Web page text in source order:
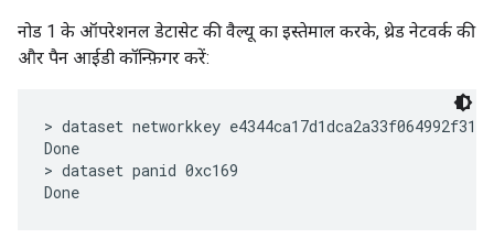
नोड 1 के ऑपरेशनल डेटासेट की वैल्यू का इस्तेमाल करके, थ्रेड नेटवर्क की
और पैन आईडी कॉन्फ़िगर करें:
> dataset networkkey
Done
> dataset panid 0xc169